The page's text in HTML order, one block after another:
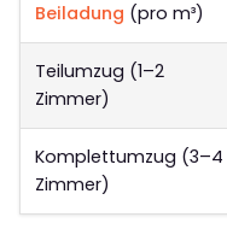
Beiladung (pro m³)
Teilumzug (1–2
Zimmer)
Komplettumzug (3–4
Zimmer)